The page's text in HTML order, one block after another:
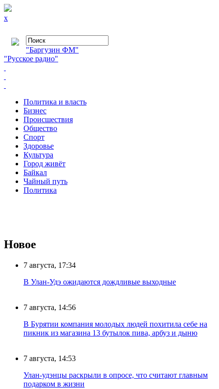
x
"Баргузин ФМ"
"Русское радио"
Политика и власть
Бизнес
Происшествия
Общество
Cпорт
Здоровье
Культура
Город живёт
Байкал
Чайный путь
Политика
Новое
7 августа, 17:34
В Улан-Удэ ожидаются дождливые выходные
7 августа, 14:56
В Бурятии компания молодых людей похитила себе на
пикник из магазина 13 бутылок пива, арбуз и дыню
7 августа, 14:53
Улан-удэнцы раскрыли в опросе, что считают главным
подарком в жизни